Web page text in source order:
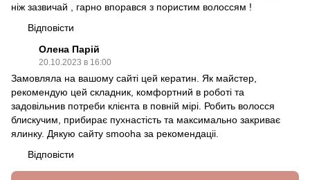
ніж зазвичай , гарно впорався з пористим волоссям !
Відповісти
Олена Парій
20.10.2023 в 16:00
Замовляла на вашому сайті цей кератин. Як майстер,
рекомендую цей складник, комфортний в роботі та
задовільнив потреби клієнта в повній мірі. Робить волосся
блискучим, прибирає пухнастість та максимально закриває
ялинку. Дякую сайту smooha за рекомендаціі.
Відповісти